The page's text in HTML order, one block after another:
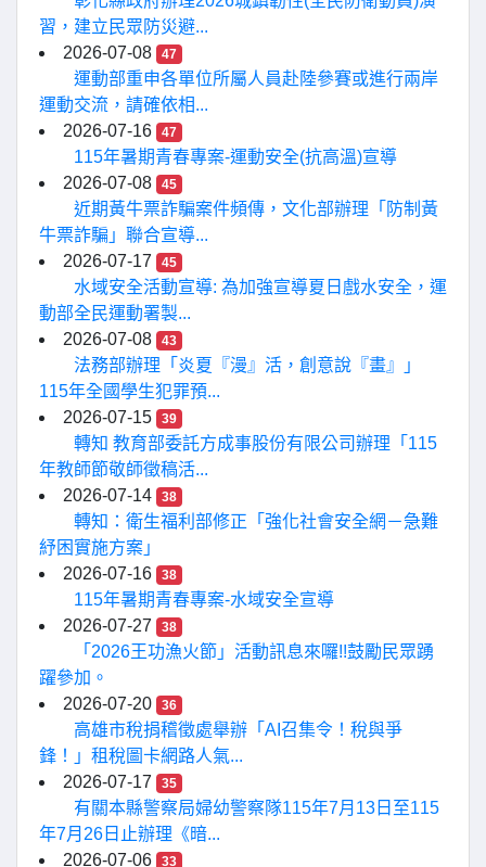
習，建立民眾防災避...
2026-07-08
47
運動部重申各單位所屬人員赴陸參賽或進行兩岸
運動交流，請確依相...
2026-07-16
47
115年暑期青春專案-運動安全(抗高溫)宣導
2026-07-08
45
近期黃牛票詐騙案件頻傳，文化部辦理「防制黃
牛票詐騙」聯合宣導...
2026-07-17
45
水域安全活動宣導: 為加強宣導夏日戲水安全，運
動部全民運動署製...
2026-07-08
43
法務部辦理「炎夏『漫』活，創意說『畫』」
115年全國學生犯罪預...
2026-07-15
39
轉知 教育部委託方成事股份有限公司辦理「115
年教師節敬師徵稿活...
2026-07-14
38
轉知：衛生福利部修正「強化社會安全網－急難
紓困實施方案」
2026-07-16
38
115年暑期青春專案-水域安全宣導
2026-07-27
38
「2026王功漁火節」活動訊息來囉!!鼓勵民眾踴
躍參加。
2026-07-20
36
高雄市稅捐稽徵處舉辦「AI召集令！稅與爭
鋒！」租稅圖卡網路人氣...
2026-07-17
35
有關本縣警察局婦幼警察隊115年7月13日至115
年7月26日止辦理《暗...
2026-07-06
33